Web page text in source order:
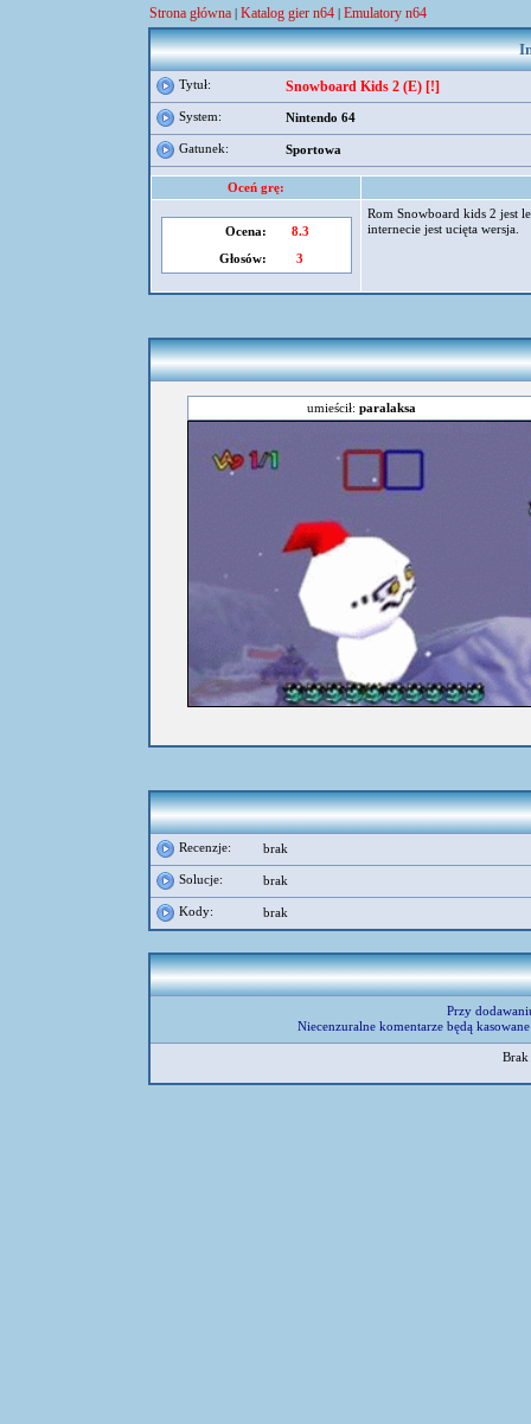
Strona główna | Katalog gier n64 | Emulatory n64
Tytuł: Snowboard Kids 2 (E) [!]
System: Nintendo 64
Gatunek: Sportowa
Oceń grę:
Ocena:
8.3
Głosów:
3
Rom Snowboard kids 2 jest
internecie jest ucięta wersja.
umieścił: paralaksa
Recenzje: brak
Solucje: brak
Kody: brak
Przy
Niecenzuralne komentarze będą